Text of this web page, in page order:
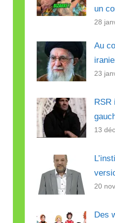
un
28
Au
23
RSR
13
20
Des